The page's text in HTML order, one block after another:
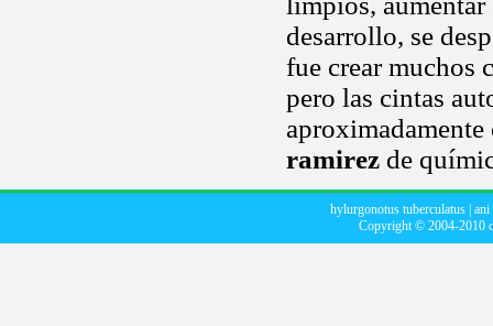
desarrollo, se
fue crear muchos
pero las cintas
aproximadamente
ramirez de
hylurgonotus tuberculatus| ani
Copyright © 2004-2010